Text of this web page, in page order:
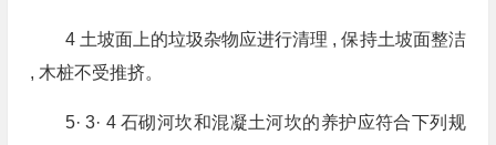
4 土坡面上的垃圾杂物应进行清理 , 保持土坡面整洁
, 木桩不受推挤。
5· 3· 4 石砌河坎和混凝土河坎的养护应符合下列规